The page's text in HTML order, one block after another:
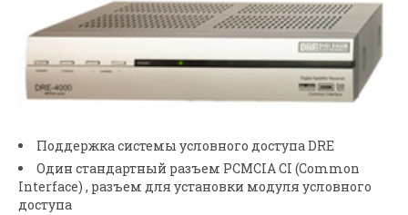
Поддержка системы условного доступа DRE
Один стандартный разъем PCMCIA CI (Common
Interface) , разъем для установки модуля условного
доступа